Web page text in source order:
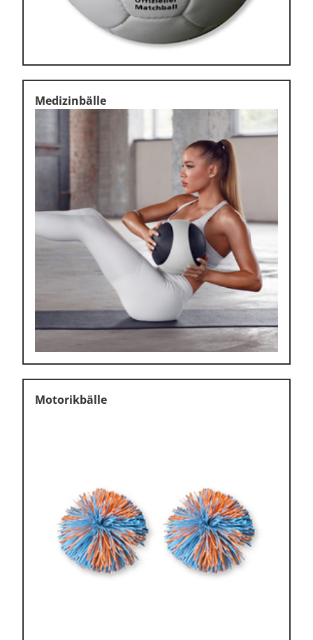
Medizinbälle
Motorikbälle